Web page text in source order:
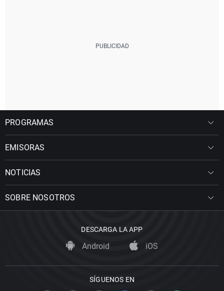
PROGRAMAS
EMISORAS
NOTICIAS
SOBRE NOSOTROS
DESCARGA LA APP
Android iOS
SÍGUENOS EN